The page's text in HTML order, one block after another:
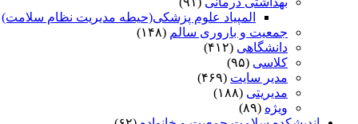
المپیاد علوم پزشکی(حیطه مدیریت نظام سلامت)
جمعیت و باروری سالم (۱۴۸)
دانشگاهی (۴۱۲)
کلاسی (۹۵)
مدیر سایت (۴۶۹)
مدیریتی (۱۸۸)
ویژه (۸۹)